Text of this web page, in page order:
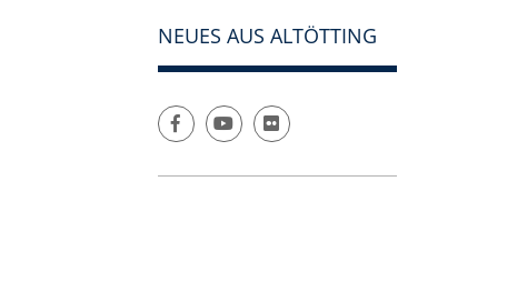
NEUES AUS ALTÖTTING